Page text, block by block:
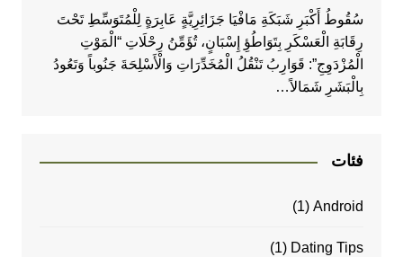
سُقُوطُ أَكْبَرِ شَبَكَةِ مَافْيَا جَزَائِرِيَّةٍ عَابِرَةٍ لِلْمُتَوَسِّطِ تَحْتَ
رِقَابَةِ الْعَسْكَرِ بِتَوَاطُؤِ إِسْبَانٍ، تُؤَمِّنُ رِحْلَاتِ “الْمَوْتِ
الْمُزْدَوِجِ”: قَوَارِبُ تَنْقُلُ الْمُخَدِّرَاتِ وَالْأَسْلِحَةَ جَنُوباً وَتَعُودُ
بِالْبَشَرِ شَمَالاً…
فئات
Android
(1)
Dating Tips
(1)